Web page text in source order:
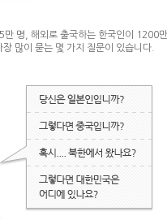
명, 해외로 출국하는 한국인이 1200
많이 묻는 몇 가지 질문이 있습니다.